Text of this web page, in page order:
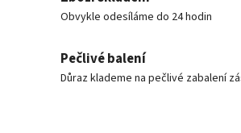
Obvykle odesíláme do 24 hodin
Pečlivé balení
Důraz klademe na pečlivé zabalení